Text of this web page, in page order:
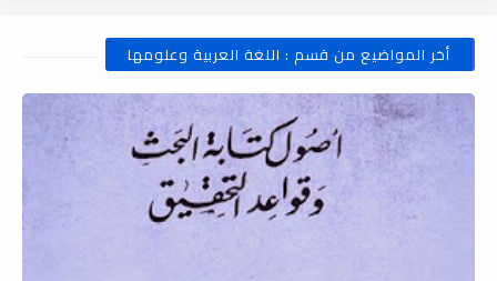
أخر المواضيع من قسم : اللغة العربية وعلومها